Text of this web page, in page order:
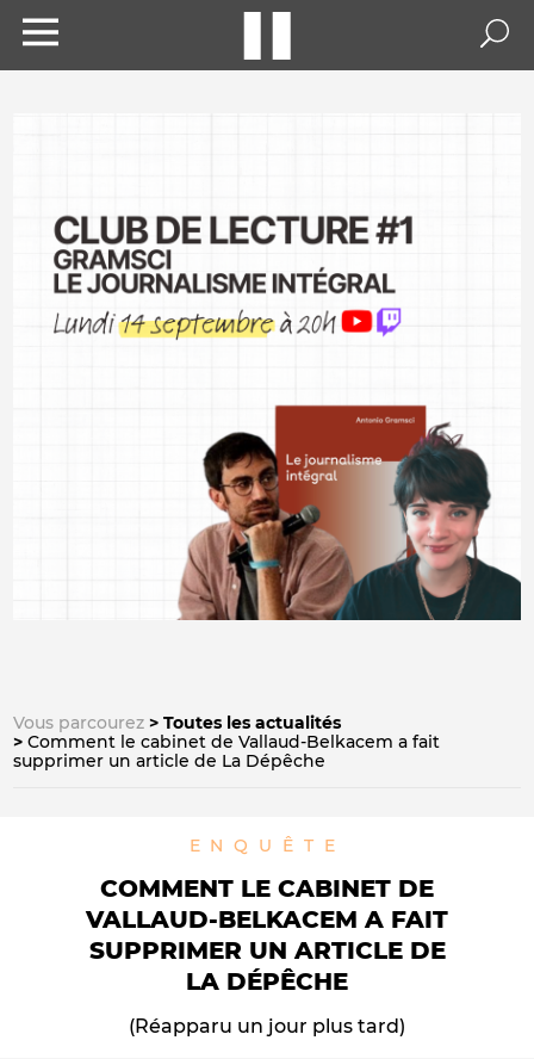
Vous parcourez
Toutes les actualités
Comment le cabinet de Vallaud-Belkacem a fait
supprimer un article de La Dépêche
ENQUÊTE
COMMENT LE CABINET DE
VALLAUD-BELKACEM A FAIT
SUPPRIMER UN ARTICLE DE
LA DÉPÊCHE
(Réapparu un jour plus tard)